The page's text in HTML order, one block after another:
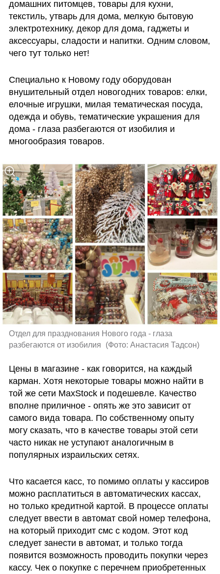
домашних питомцев, товары для кухни,
текстиль, утварь для дома, мелкую бытовую
электротехнику, декор для дома, гаджеты и
аксессуары, сладости и напитки. Одним словом,
чего тут только нет!
Специально к Новому году оборудован
внушительный отдел новогодних товаров: елки,
елочные игрушки, милая тематическая посуда,
одежда и обувь, тематические украшения для
дома - глаза разбегаются от изобилия и
многообразия товаров.
Отдел для празднования Нового года - глаза
разбегаются от изобилия
(Фото: Анастасия Тадсон)
Цены в магазине - как говорится, на каждый
карман. Хотя некоторые товары можно найти в
той же сети MaxStock и подешевле. Качество
вполне приличное - опять же это зависит от
самого вида товара. По собственному опыту
могу сказать, что в качестве товары этой сети
часто никак не уступают аналогичным в
популярных израильских сетях.
Что касается касс, то помимо оплаты у кассиров
можно расплатиться в автоматических кассах,
но только кредитной картой. В процессе оплаты
следует ввести в автомат свой номер телефона,
на который приходит смс с кодом. Этот код
следует занести в автомат, и только тогда
появится возможность проводить покупки через
кассу. Чек о покупке с перечнем приобретенных